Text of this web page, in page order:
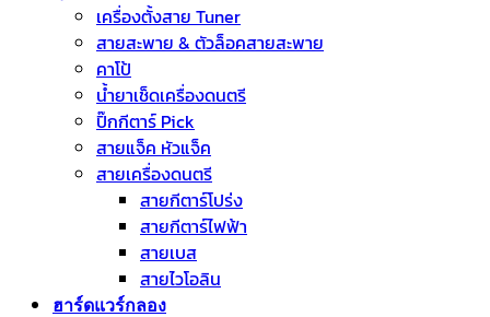
เครื่องตั้งสาย Tuner
สายสะพาย & ตัวล็อคสายสะพาย
คาโป้
น้ำยาเช็ดเครื่องดนตรี
ปิ๊กกีตาร์ Pick
สายแจ็ค หัวแจ็ค
สายเครื่องดนตรี
สายกีตาร์โปร่ง
สายกีตาร์ไฟฟ้า
สายเบส
สายไวโอลิน
ฮาร์ดแวร์กลอง